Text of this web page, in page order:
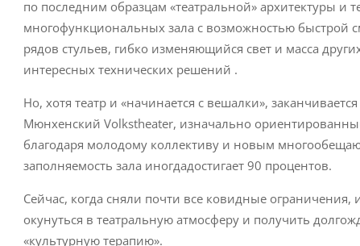
по последним образцам «театральной» архитектуры и
многофункциональных зала с возможностью быстрой
рядов стульев, гибко изменяющийся свет и масса
интересных технических решений .
Но, хотя театр и «начинается с вешалки»,
Мюнхенский Volkstheater, изначально
благодаря молодому коллективу и новым
заполняемость зала иногдадостигает 90 процентов.
Сейчас, когда сняли почти все ковидные
окунуться в театральную атмосферу и получить
«культурную терапию».